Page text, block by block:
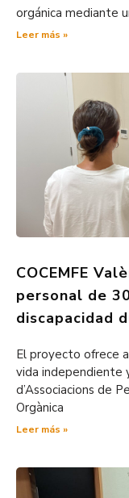
orgánica mediante
Leer más »
COCEMFE
personal de
discapacidad
El proyecto ofrece
vida independiente
d’Associacions de
Orgànica
Leer más »